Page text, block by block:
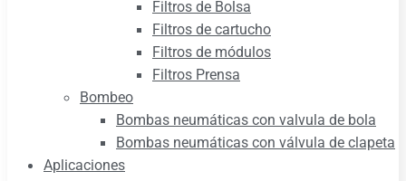
Filtros de Bolsa
Filtros de cartucho
Filtros de módulos
Filtros Prensa
Bombeo
Bombas neumáticas con valvula de bola
Bombas neumáticas con válvula de clapeta
Aplicaciones